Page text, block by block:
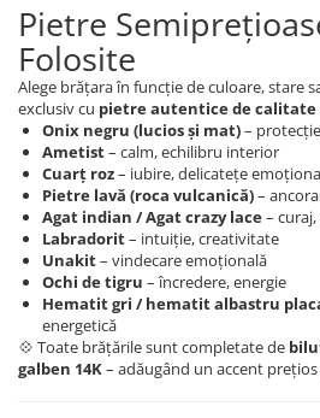
Pietre
Folosite
Alege brățara în funcție de culoare, stare
exclusiv cu pietre autentice de calitate
Onix negru (lucios și mat)–
Ametist– calm, echilibru interior
Cuarț roz– iubire, delicatețe
Pietre lavă (roca vulcanică)–
Agat indian / Agat crazy lace–
Labradorit– intuiție, creativitate
Unakit– vindecare emoțională
Ochi de tigru – încredere, energie
Hematit gri / hematit albastru
energetică
💠 Toate brățările sunt completate de
galben 14K– adăugând un accent